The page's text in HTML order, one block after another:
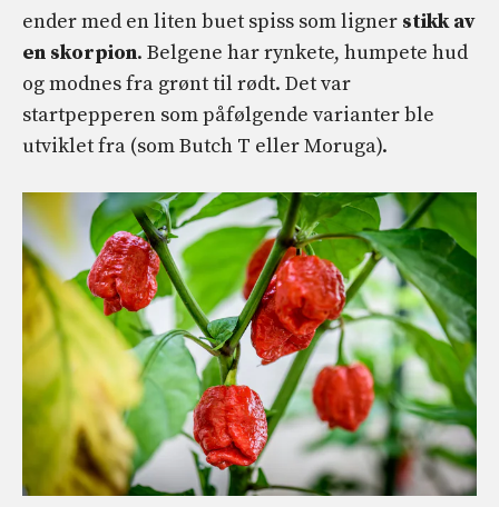
ender med en liten buet spiss som ligner stikk av
en skorpion. Belgene har rynkete, humpete hud
og modnes fra grønt til rødt. Det var
startpepperen som påfølgende varianter ble
utviklet fra (som Butch T eller Moruga).